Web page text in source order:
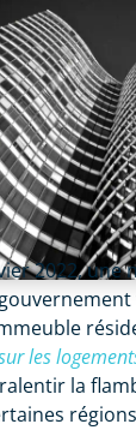
2022, une
les
la